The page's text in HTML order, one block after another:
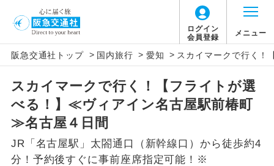
ログイン
会員登録
メニュー
阪急交通社トップ > 国内旅行 > 愛知 > スカイマークで行く
スカイマークで行く！【フライトが選
べる！】≪ヴィアイン名古屋駅前椿町
≫名古屋４日間
JR「名古屋駅」太閤通口（新幹線口）から徒歩約4
分！予約後すぐに事前座席指定可能！※
アイコン 説明
添乗員同行
往路出発空港（駅）から復路到着空港
（駅）まで同行します。
現地添乗員同
行
現地到着空港（駅）から最終日出発空港
（駅）まで添乗員が同行します。
「価格変動型ツアー」に関するご案内
価格変動型ツアーとは
航空会社が設定する「個人包括旅行運
賃」を利用したツアーです。
お申し込み時期・ご利用便の空席状況に